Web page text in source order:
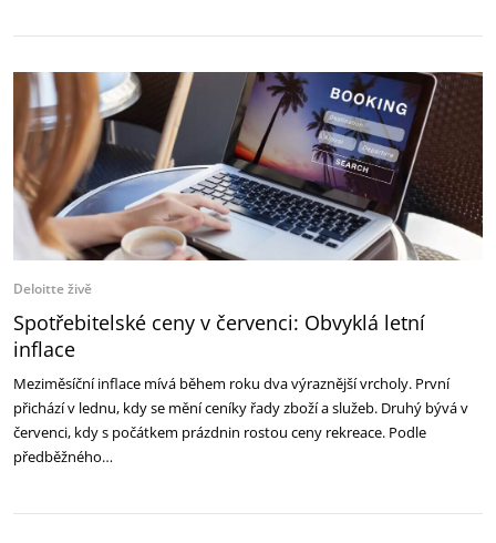
Deloitte živě
Spotřebitelské ceny v červenci: Obvyklá letní
inflace
Meziměsíční inflace mívá během roku dva výraznější vrcholy. První
přichází v lednu, kdy se mění ceníky řady zboží a služeb. Druhý bývá v
červenci, kdy s počátkem prázdnin rostou ceny rekreace. Podle
předběžného…